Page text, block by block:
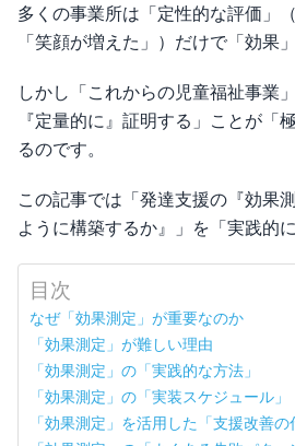
多くの事業所は「定性的な評価」
「笑顔が増えた」）だけで「効果
しかし「これからの児童福祉事業
『定量的に』証明する」ことが「
るのです。
この記事では「発達支援の『効果
ように構築するか』」を「実践的
目次
なぜ「効果測定」が重要なのか
「効果測定」が難しい理由
「効果測定」の「実践的な方法」
「効果測定」の「実装スケジュール」
「効果測定」を活用した「支援改善の